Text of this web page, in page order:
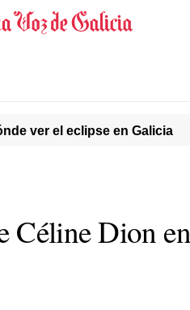
ver el eclipse en Galicia
Céline Dion en